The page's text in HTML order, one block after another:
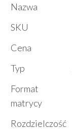
Nazwa
SKU
Cena
Typ
Format
matrycy
Rozdzielczość